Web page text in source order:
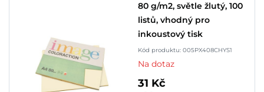
80 g/m2, světle žlutý, 100
listů, vhodný pro
inkoustový tisk
Kód produktu: 005PX408CHYS1
Na dotaz
31 Kč